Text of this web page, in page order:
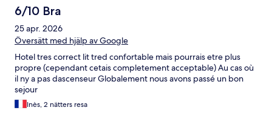
6/10 Bra
25 apr. 2026
Översätt med hjälp av Google
Hotel tres correct lit tred confortable mais pourrais etre plus
propre (cependant cetais completement acceptable) Au cas où
il ny a pas dascenseur Globalement nous avons passé un bon
sejour
Inès, 2 nätters resa